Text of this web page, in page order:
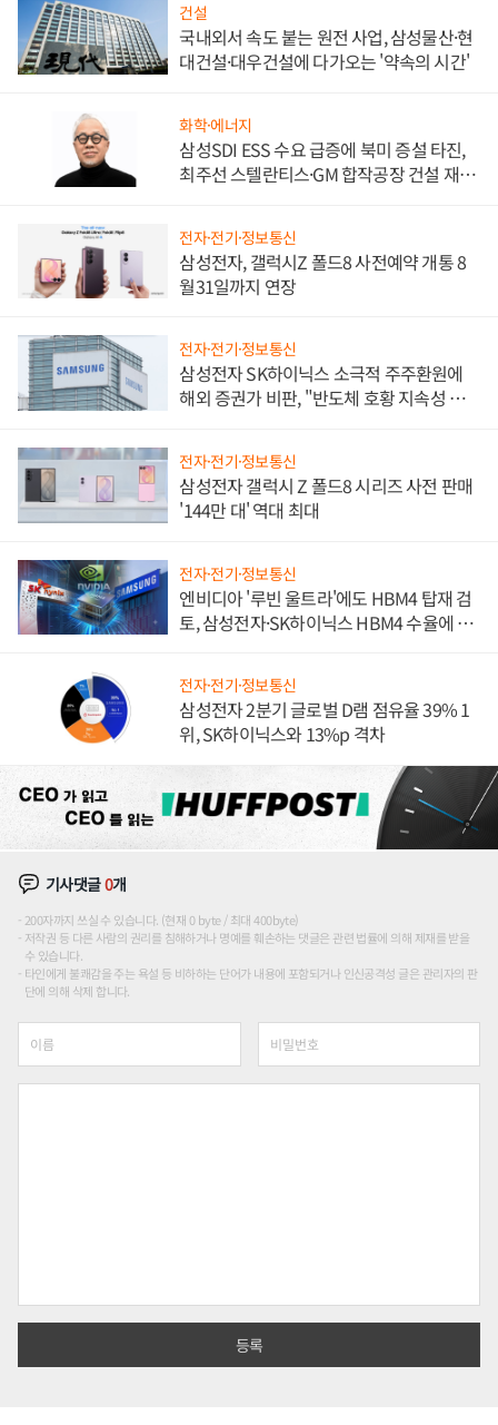
건설
국내외서 속도 붙는 원전 사업, 삼성물산·현
대건설·대우건설에 다가오는 '약속의 시간'
화학·에너지
삼성SDI ESS 수요 급증에 북미 증설 타진,
최주선 스텔란티스·GM 합작공장 건설 재추
전자·전기·정보통신
삼성전자, 갤럭시Z 폴드8 사전예약 개통 8
월31일까지 연장
전자·전기·정보통신
삼성전자 SK하이닉스 소극적 주주환원에
해외 증권가 비판, "반도체 호황 지속성 의
전자·전기·정보통신
삼성전자 갤럭시 Z 폴드8 시리즈 사전 판매
'144만 대' 역대 최대
전자·전기·정보통신
엔비디아 '루빈 울트라'에도 HBM4 탑재 검
토, 삼성전자·SK하이닉스 HBM4 수율에 주
전자·전기·정보통신
삼성전자 2분기 글로벌 D램 점유율 39% 1
위, SK하이닉스와 13%p 격차
기사댓글0개
200자까지 쓰실 수 있습니다. (현재 0 byte / 최대 400byte)
저작권 등 다른 사람의 권리를 침해하거나 명예를 훼손하는 댓글은 관련 법률에 의해 제재를 받을
수 있습니다.
타인에게 불쾌감을 주는 욕설 등 비하하는 단어가 내용에 포함되거나 인신공격성 글은 관리자의 판
단에 의해 삭제 합니다.